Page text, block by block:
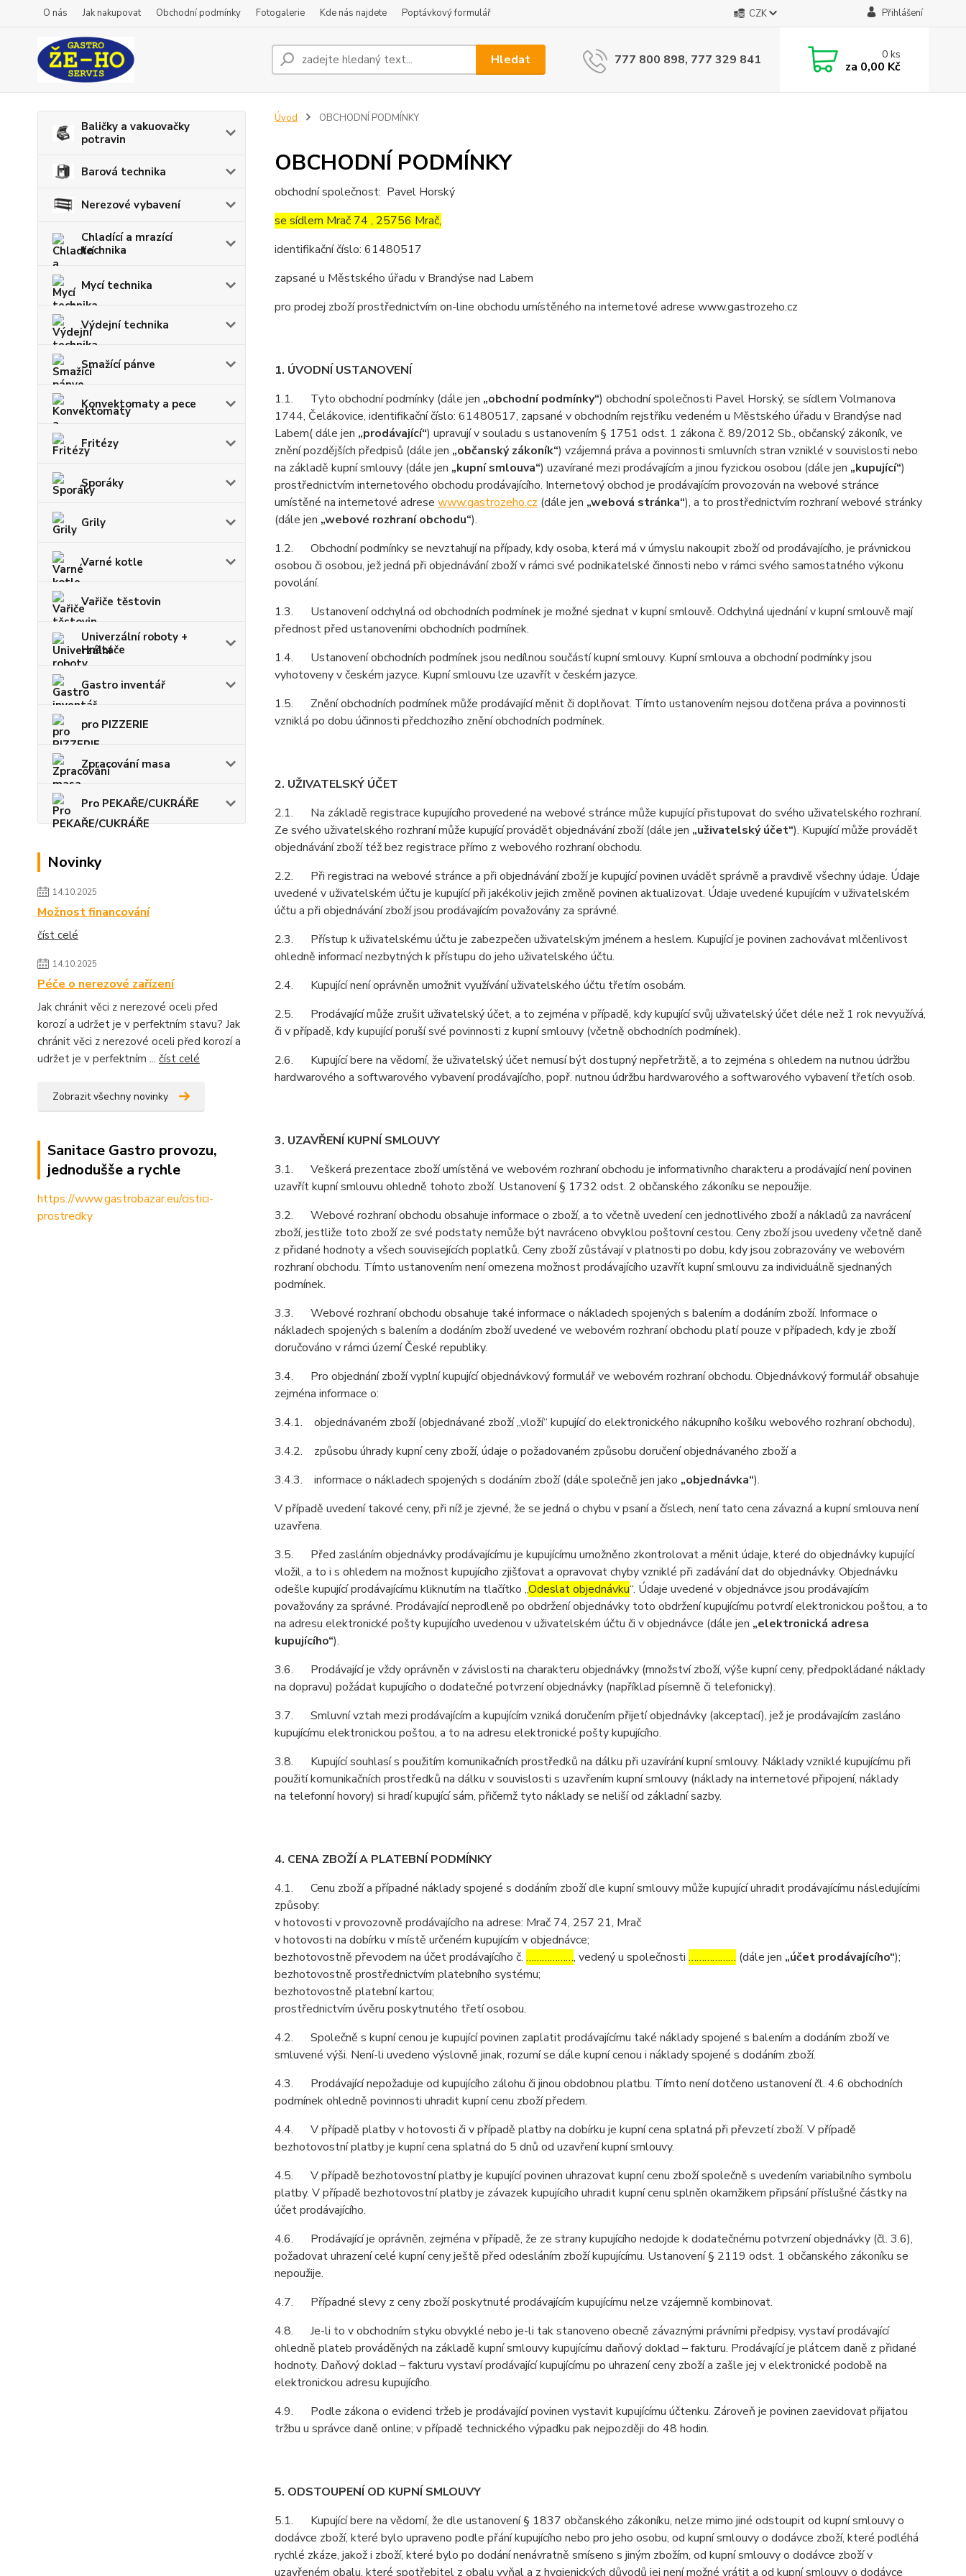
O nás Jak nakupovat Obchodní podmínky Fotogalerie Kde nás najdete Poptávkový formulář CZK Přihlášení
Hledat 777 800 898, 777 329 841 0ks
za 0,00 Kč
Baličky a vakuovačky
potravin
Barová technika
Nerezové vybavení
Chladící a mrazící
technika
Mycí technika
Výdejní technika
Smažící pánve
Konvektomaty a pece
Fritézy
Sporáky
Grily
Varné kotle
Vařiče těstovin
Univerzální roboty +
Hnětače
Gastro inventář
pro PIZZERIE
Zpracování masa
Pro PEKAŘE/CUKRÁŘE
Novinky
14.10.2025
Možnost financování
číst celé
14.10.2025
Péče o nerezové zařízení
Jak chránit věci z nerezové oceli před
korozí a udržet je v perfektním stavu? Jak
chránit věci z nerezové oceli před korozí a
udržet je v perfektním ... číst celé
Zobrazit všechny novinky
Sanitace Gastro provozu,
jednodušše a rychle
https://www.gastrobazar.eu/cistici-
prostredky
Úvod OBCHODNÍ PODMÍNKY
OBCHODNÍ PODMÍNKY
obchodní společnost: Pavel Horský
se sídlem Mrač 74 , 25756 Mrač,
identifikační číslo: 61480517
zapsané u Městského úřadu v Brandýse nad Labem
pro prodej zboží prostřednictvím on-line obchodu umístěného na internetové adrese www.gastrozeho.cz
1. ÚVODNÍ USTANOVENÍ
1.1. Tyto obchodní podmínky (dále jen „obchodní podmínky“) obchodní společnosti Pavel Horský, se sídlem Volmanova
1744, Čelákovice, identifikační číslo: 61480517, zapsané v obchodním rejstříku vedeném u Městského úřadu v Brandýse nad
Labem( dále jen „prodávající“) upravují v souladu s ustanovením § 1751 odst. 1 zákona č. 89/2012 Sb., občanský zákoník, ve
znění pozdějších předpisů (dále jen „občanský zákoník“) vzájemná práva a povinnosti smluvních stran vzniklé v souvislosti nebo
na základě kupní smlouvy (dále jen „kupní smlouva“) uzavírané mezi prodávajícím a jinou fyzickou osobou (dále jen „kupující“)
prostřednictvím internetového obchodu prodávajícího. Internetový obchod je prodávajícím provozován na webové stránce
umístěné na internetové adrese www.gastrozeho.cz (dále jen „webová stránka“), a to prostřednictvím rozhraní webové stránky
(dále jen „webové rozhraní obchodu“).
1.2. Obchodní podmínky se nevztahují na případy, kdy osoba, která má v úmyslu nakoupit zboží od prodávajícího, je právnickou
osobou či osobou, jež jedná při objednávání zboží v rámci své podnikatelské činnosti nebo v rámci svého samostatného výkonu
povolání.
1.3. Ustanovení odchylná od obchodních podmínek je možné sjednat v kupní smlouvě. Odchylná ujednání v kupní smlouvě mají
přednost před ustanoveními obchodních podmínek.
1.4. Ustanovení obchodních podmínek jsou nedílnou součástí kupní smlouvy. Kupní smlouva a obchodní podmínky jsou
vyhotoveny v českém jazyce. Kupní smlouvu lze uzavřít v českém jazyce.
1.5. Znění obchodních podmínek může prodávající měnit či doplňovat. Tímto ustanovením nejsou dotčena práva a povinnosti
vzniklá po dobu účinnosti předchozího znění obchodních podmínek.
2. UŽIVATELSKÝ ÚČET
2.1. Na základě registrace kupujícího provedené na webové stránce může kupující přistupovat do svého uživatelského rozhraní.
Ze svého uživatelského rozhraní může kupující provádět objednávání zboží (dále jen „uživatelský účet“). Kupující může provádět
objednávání zboží též bez registrace přímo z webového rozhraní obchodu.
2.2. Při registraci na webové stránce a při objednávání zboží je kupující povinen uvádět správně a pravdivě všechny údaje. Údaje
uvedené v uživatelském účtu je kupující při jakékoliv jejich změně povinen aktualizovat. Údaje uvedené kupujícím v uživatelském
účtu a při objednávání zboží jsou prodávajícím považovány za správné.
2.3. Přístup k uživatelskému účtu je zabezpečen uživatelským jménem a heslem. Kupující je povinen zachovávat mlčenlivost
ohledně informací nezbytných k přístupu do jeho uživatelského účtu.
2.4. Kupující není oprávněn umožnit využívání uživatelského účtu třetím osobám.
2.5. Prodávající může zrušit uživatelský účet, a to zejména v případě, kdy kupující svůj uživatelský účet déle než 1 rok nevyužívá,
či v případě, kdy kupující poruší své povinnosti z kupní smlouvy (včetně obchodních podmínek).
2.6. Kupující bere na vědomí, že uživatelský účet nemusí být dostupný nepřetržitě, a to zejména s ohledem na nutnou údržbu
hardwarového a softwarového vybavení prodávajícího, popř. nutnou údržbu hardwarového a softwarového vybavení třetích osob.
3. UZAVŘENÍ KUPNÍ SMLOUVY
3.1. Veškerá prezentace zboží umístěná ve webovém rozhraní obchodu je informativního charakteru a prodávající není povinen
uzavřít kupní smlouvu ohledně tohoto zboží. Ustanovení § 1732 odst. 2 občanského zákoníku se nepoužije.
3.2. Webové rozhraní obchodu obsahuje informace o zboží, a to včetně uvedení cen jednotlivého zboží a nákladů za navrácení
zboží, jestliže toto zboží ze své podstaty nemůže být navráceno obvyklou poštovní cestou. Ceny zboží jsou uvedeny včetně daně
z přidané hodnoty a všech souvisejících poplatků. Ceny zboží zůstávají v platnosti po dobu, kdy jsou zobrazovány ve webovém
rozhraní obchodu. Tímto ustanovením není omezena možnost prodávajícího uzavřít kupní smlouvu za individuálně sjednaných
podmínek.
3.3. Webové rozhraní obchodu obsahuje také informace o nákladech spojených s balením a dodáním zboží. Informace o
nákladech spojených s balením a dodáním zboží uvedené ve webovém rozhraní obchodu platí pouze v případech, kdy je zboží
doručováno v rámci území České republiky.
3.4. Pro objednání zboží vyplní kupující objednávkový formulář ve webovém rozhraní obchodu. Objednávkový formulář obsahuje
zejména informace o:
3.4.1. objednávaném zboží (objednávané zboží „vloží“ kupující do elektronického nákupního košíku webového rozhraní obchodu),
3.4.2. způsobu úhrady kupní ceny zboží, údaje o požadovaném způsobu doručení objednávaného zboží a
3.4.3. informace o nákladech spojených s dodáním zboží (dále společně jen jako „objednávka“).
V případě uvedení takové ceny, při níž je zjevné, že se jedná o chybu v psaní a číslech, není tato cena závazná a kupní smlouva není
uzavřena.
3.5. Před zasláním objednávky prodávajícímu je kupujícímu umožněno zkontrolovat a měnit údaje, které do objednávky kupující
vložil, a to i s ohledem na možnost kupujícího zjišťovat a opravovat chyby vzniklé při zadávání dat do objednávky. Objednávku
odešle kupující prodávajícímu kliknutím na tlačítko „Odeslat objednávku“. Údaje uvedené v objednávce jsou prodávajícím
považovány za správné. Prodávající neprodleně po obdržení objednávky toto obdržení kupujícímu potvrdí elektronickou poštou, a to
na adresu elektronické pošty kupujícího uvedenou v uživatelském účtu či v objednávce (dále jen „elektronická adresa
kupujícího“).
3.6. Prodávající je vždy oprávněn v závislosti na charakteru objednávky (množství zboží, výše kupní ceny, předpokládané náklady
na dopravu) požádat kupujícího o dodatečné potvrzení objednávky (například písemně či telefonicky).
3.7. Smluvní vztah mezi prodávajícím a kupujícím vzniká doručením přijetí objednávky (akceptací), jež je prodávajícím zasláno
kupujícímu elektronickou poštou, a to na adresu elektronické pošty kupujícího.
3.8. Kupující souhlasí s použitím komunikačních prostředků na dálku při uzavírání kupní smlouvy. Náklady vzniklé kupujícímu při
použití komunikačních prostředků na dálku v souvislosti s uzavřením kupní smlouvy (náklady na internetové připojení, náklady
na telefonní hovory) si hradí kupující sám, přičemž tyto náklady se neliší od základní sazby.
4. CENA ZBOŽÍ A PLATEBNÍ PODMÍNKY
4.1. Cenu zboží a případné náklady spojené s dodáním zboží dle kupní smlouvy může kupující uhradit prodávajícímu následujícími
způsoby:
v hotovosti v provozovně prodávajícího na adrese: Mrač 74, 257 21, Mrač
v hotovosti na dobírku v místě určeném kupujícím v objednávce;
bezhotovostně převodem na účet prodávajícího č. ………………, vedený u společnosti ……………… (dále jen „účet prodávajícího“);
bezhotovostně prostřednictvím platebního systému;
bezhotovostně platební kartou;
prostřednictvím úvěru poskytnutého třetí osobou.
4.2. Společně s kupní cenou je kupující povinen zaplatit prodávajícímu také náklady spojené s balením a dodáním zboží ve
smluvené výši. Není-li uvedeno výslovně jinak, rozumí se dále kupní cenou i náklady spojené s dodáním zboží.
4.3. Prodávající nepožaduje od kupujícího zálohu či jinou obdobnou platbu. Tímto není dotčeno ustanovení čl. 4.6 obchodních
podmínek ohledně povinnosti uhradit kupní cenu zboží předem.
4.4. V případě platby v hotovosti či v případě platby na dobírku je kupní cena splatná při převzetí zboží. V případě
bezhotovostní platby je kupní cena splatná do 5 dnů od uzavření kupní smlouvy.
4.5. V případě bezhotovostní platby je kupující povinen uhrazovat kupní cenu zboží společně s uvedením variabilního symbolu
platby. V případě bezhotovostní platby je závazek kupujícího uhradit kupní cenu splněn okamžikem připsání příslušné částky na
účet prodávajícího.
4.6. Prodávající je oprávněn, zejména v případě, že ze strany kupujícího nedojde k dodatečnému potvrzení objednávky (čl. 3.6),
požadovat uhrazení celé kupní ceny ještě před odesláním zboží kupujícímu. Ustanovení § 2119 odst. 1 občanského zákoníku se
nepoužije.
4.7. Případné slevy z ceny zboží poskytnuté prodávajícím kupujícímu nelze vzájemně kombinovat.
4.8. Je-li to v obchodním styku obvyklé nebo je-li tak stanoveno obecně závaznými právními předpisy, vystaví prodávající
ohledně plateb prováděných na základě kupní smlouvy kupujícímu daňový doklad – fakturu. Prodávající je plátcem daně z přidané
hodnoty. Daňový doklad – fakturu vystaví prodávající kupujícímu po uhrazení ceny zboží a zašle jej v elektronické podobě na
elektronickou adresu kupujícího.
4.9. Podle zákona o evidenci tržeb je prodávající povinen vystavit kupujícímu účtenku. Zároveň je povinen zaevidovat přijatou
tržbu u správce daně online; v případě technického výpadku pak nejpozději do 48 hodin.
5. ODSTOUPENÍ OD KUPNÍ SMLOUVY
5.1. Kupující bere na vědomí, že dle ustanovení § 1837 občanského zákoníku, nelze mimo jiné odstoupit od kupní smlouvy o
dodávce zboží, které bylo upraveno podle přání kupujícího nebo pro jeho osobu, od kupní smlouvy o dodávce zboží, které podléhá
rychlé zkáze, jakož i zboží, které bylo po dodání nenávratně smíseno s jiným zbožím, od kupní smlouvy o dodávce zboží v
uzavřeném obalu, které spotřebitel z obalu vyňal a z hygienických důvodů jej není možné vrátit a od kupní smlouvy o dodávce